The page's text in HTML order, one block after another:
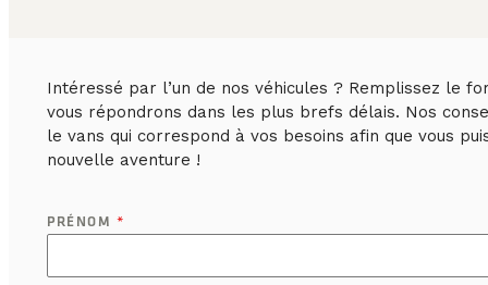
Intéressé par l’un de nos véhicules ? Remplissez le
vous répondrons dans les plus brefs délais. Nos
le vans qui correspond à vos besoins afin que vous
nouvelle aventure !
PRÉNOM *